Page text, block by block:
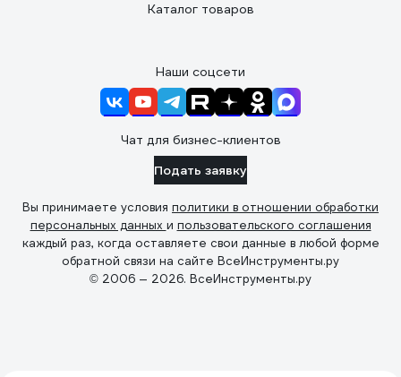
Каталог товаров
Наши соцсети
Чат для бизнес-клиентов
Подать заявку
Вы принимаете условия политики в отношении обработки
персональных данных и пользовательского соглашения
каждый раз, когда оставляете свои данные в любой форме
обратной связи на сайте ВсеИнструменты.ру
© 2006 — 2026. ВсеИнструменты.ру